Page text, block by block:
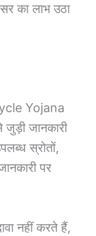
का लाभ उठा
Yojana
जानकारी
स्रोतों,
पर
नहीं करते हैं,